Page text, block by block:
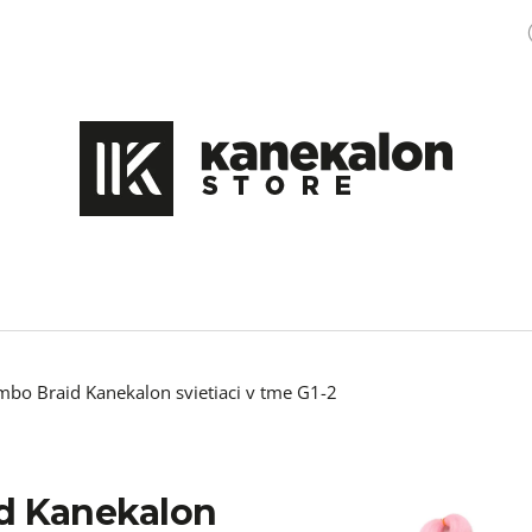
Braid Kanekalon svietiaci v tme G1-2
Kanekalon
Čo potrebujete nájsť?
BOX BRAIDS SINGLE 65CM 22KS
100% EZ